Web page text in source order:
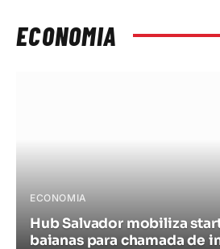
ECONOMIA
ECONOMIA
Hub Salvador mobiliza
baianas para chamada de